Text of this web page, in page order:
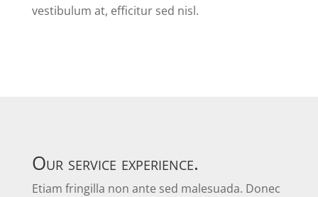
vestibulum at, efficitur sed nisl.
Our service experience.
Etiam fringilla non ante sed malesuada. Donec